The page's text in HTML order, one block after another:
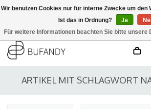
ARTIKEL MIT SCHLAGWORT
Wir benutzen Cookies nur für interne Zwecke um den
Ist das in Ordnung?
Ja
Für weitere Informationen beachten Sie bitte unsere